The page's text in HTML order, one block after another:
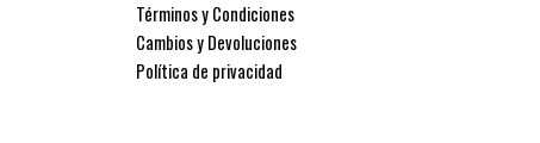
Términos y Condiciones
Cambios y Devoluciones
Política de privacidad